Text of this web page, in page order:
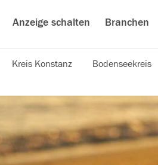
Anzeige schalten Branchen
Kreis Konstanz Bodenseekreis